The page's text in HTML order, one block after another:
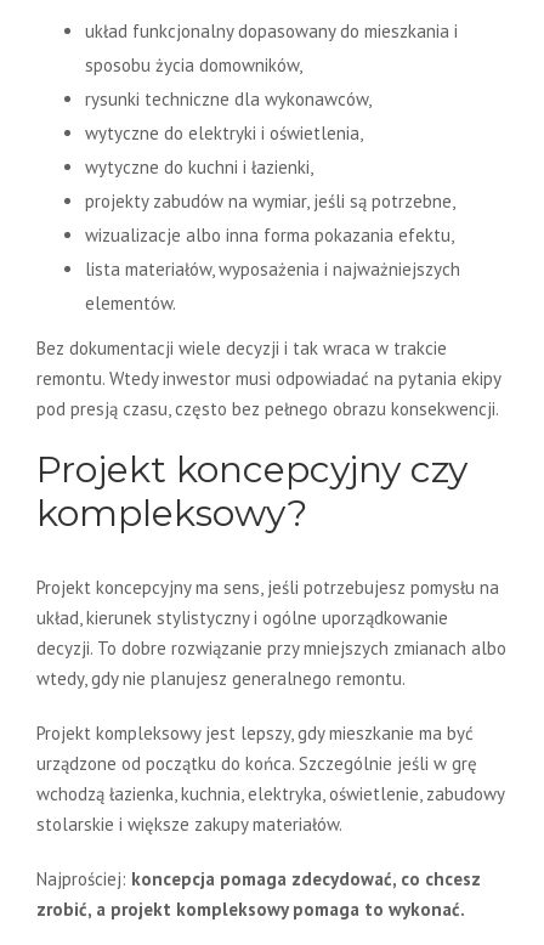
układ funkcjonalny dopasowany do mieszkania i
sposobu życia domowników,
rysunki techniczne dla wykonawców,
wytyczne do elektryki i oświetlenia,
wytyczne do kuchni i łazienki,
projekty zabudów na wymiar, jeśli są potrzebne,
wizualizacje albo inna forma pokazania efektu,
lista materiałów, wyposażenia i najważniejszych
elementów.
Bez dokumentacji wiele decyzji i tak wraca w trakcie
remontu. Wtedy inwestor musi odpowiadać na pytania ekipy
pod presją czasu, często bez pełnego obrazu konsekwencji.
Projekt koncepcyjny czy
kompleksowy?
Projekt koncepcyjny ma sens, jeśli potrzebujesz pomysłu na
układ, kierunek stylistyczny i ogólne uporządkowanie
decyzji. To dobre rozwiązanie przy mniejszych zmianach albo
wtedy, gdy nie planujesz generalnego remontu.
Projekt kompleksowy jest lepszy, gdy mieszkanie ma być
urządzone od początku do końca. Szczególnie jeśli w grę
wchodzą łazienka, kuchnia, elektryka, oświetlenie, zabudowy
stolarskie i większe zakupy materiałów.
Najprościej: koncepcja pomaga zdecydować, co chcesz
zrobić, a projekt kompleksowy pomaga to wykonać.